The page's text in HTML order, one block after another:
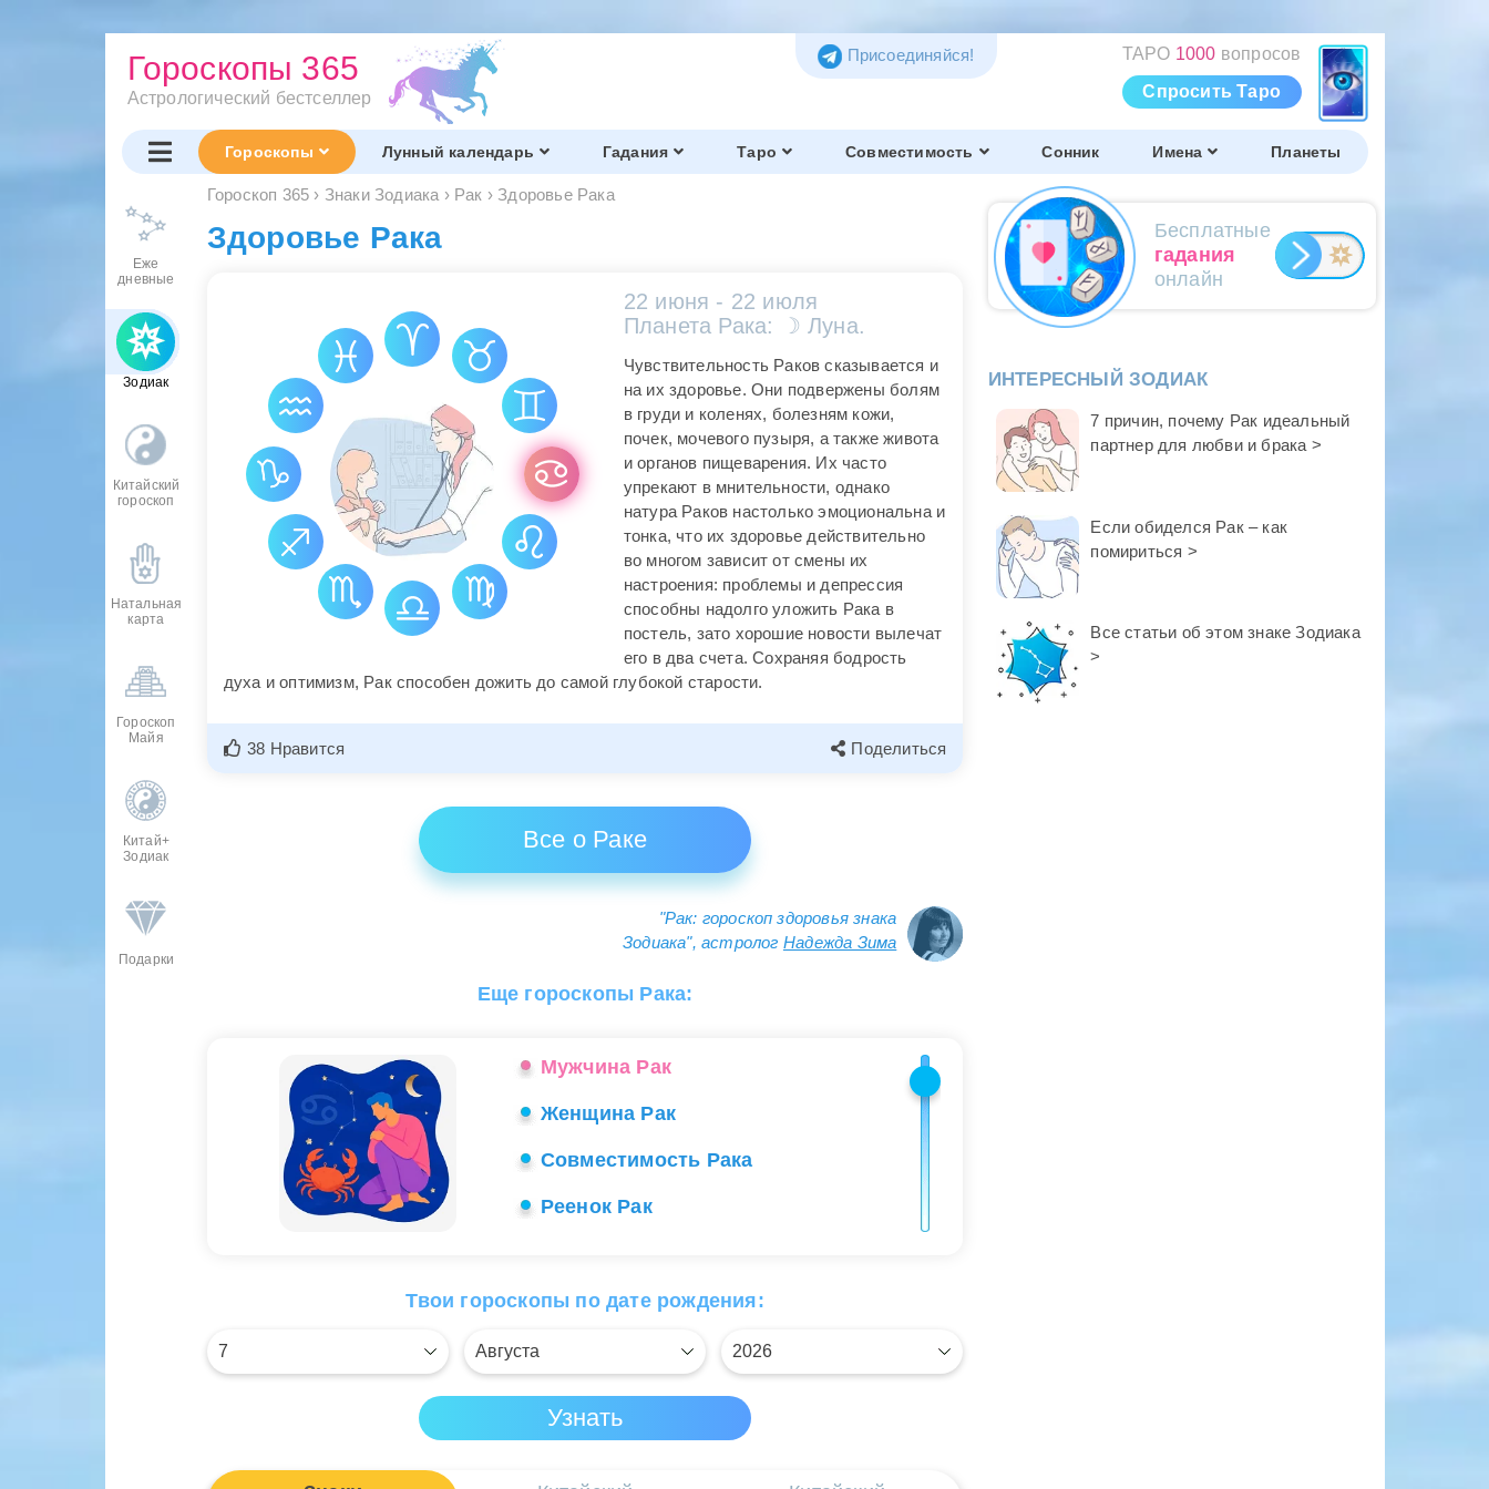
Гороскопы 365
Астрологический бестселлер
ТАРО 1000 вопросов
Спросить Таро
Присоединяйся!
Гороскопы Лунный календарь Гадания Таро Совместимость Сонник Имена Планеты
Еже
дневные
Зодиак
Китайский
гороскоп
Натальная
карта
Гороскоп
Майя
Китай+
Зодиак
Подарки
Гороскоп 365 › Знаки Зодиака › Рак › Здоровье Рака
Здоровье Рака
22 июня - 22 июля
Планета Рака: ☽ Луна.
Чувствительность Раков сказывается и
на их здоровье. Они подвержены болям
в груди и коленях, болезням кожи,
почек, мочевого пузыря, а также живота
и органов пищеварения. Их часто
упрекают в мнительности, однако
натура Раков настолько эмоциональна и
тонка, что их здоровье действительно
во многом зависит от смены их
настроения: проблемы и депрессия
способны надолго уложить Рака в
постель, зато хорошие новости вылечат
его в два счета. Сохраняя бодрость
духа и оптимизм, Рак способен дожить до самой глубокой старости.
38 Нравится Поделиться
Все о Раке
"Рак: гороскоп здоровья знака
Зодиака", астролог Надежда Зима
Еще гороскопы Рака:
Мужчина Рак
Женщина Рак
Совместимость Рака
Реенок Рак
Работа Рака
Знаменитые Раки
Счастливые камни Рака
Твои гороскопы по дате рождения:
Бесплатные
гадания
онлайн
ИНТЕРЕСНЫЙ ЗОДИАК
7 причин, почему Рак идеальный
партнер для любви и брака >
Если обиделся Рак – как
помириться >
Все статьи об этом знаке Зодиака
>